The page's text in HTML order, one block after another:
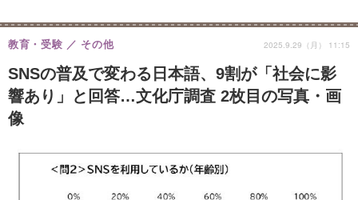
SNSの普及で変わる日本語、9割が「社会に影
響あり」と回答…文化庁調査 2枚目の写真・画
像
教育・受験 その他 2025.9.29（月） 11:15